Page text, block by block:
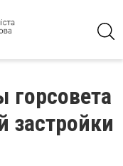
горсовета
застройки